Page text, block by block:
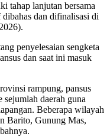
tahap lanjutan bersama
dan difinalisasi di
penyelesaian sengketa
dan saat ini masuk
rampung, pansus
daerah guna
Beberapa wilayah
Barito, Gunung Mas,